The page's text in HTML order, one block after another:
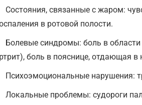
Состояния, связанные с жаром:
в ротовой полости.
Болевые синдромы: боль в
боль в пояснице, отдающая в
Психоэмоциональные нарушения:
Локальные проблемы: судороги